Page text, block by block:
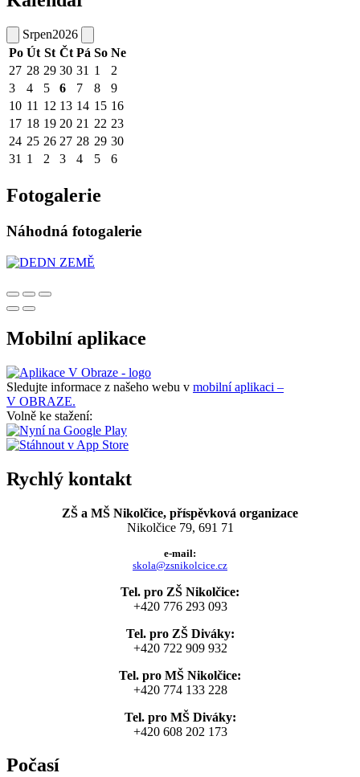
Srpen2026
Po Út St Čt Pá So Ne
27 28 29 30 31 1
2
3
4 5 6 7 8
9
10 11 12 13 14 15 16
17 18 19 20 21 22 23
24 25 26 27 28 29 30
31 1 2 3 4 5 6
Fotogalerie
Náhodná fotogalerie
Mobilní aplikace
Sledujte informace z našeho webu v mobilní aplikaci –
V OBRAZE.
Volně ke stažení:
Rychlý kontakt
ZŠ a MŠ Nikolčice, příspěvková organizace
Nikolčice 79, 691 71
e-mail:
skola@zsnikolcice.cz
Tel. pro ZŠ Nikolčice:
+420 776 293 093
Tel. pro ZŠ Diváky:
+420 722 909 932
Tel. pro MŠ Nikolčice:
+420 774 133 228
Tel. pro MŠ Diváky:
+420 608 202 173
Počasí